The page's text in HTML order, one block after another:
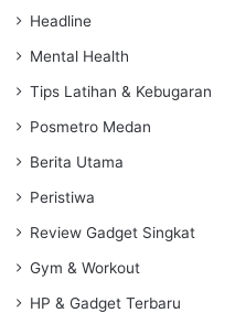
Headline
Mental Health
Tips Latihan & Kebugaran
Posmetro Medan
Berita Utama
Peristiwa
Review Gadget Singkat
Gym & Workout
HP & Gadget Terbaru